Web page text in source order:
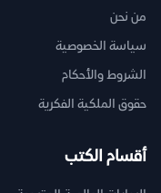
من نحن
سياسة الخصوصية
الشروط والأحكام
حقوق الملكية الفكرية
أقسام الكتب